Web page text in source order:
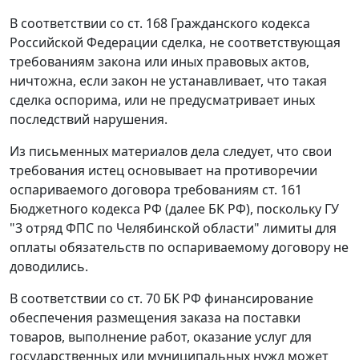
В соответствии со ст. 168 Гражданского кодекса
Российской Федерации сделка, не соответствующая
требованиям закона или иных правовых актов,
ничтожна, если закон не устанавливает, что такая
сделка оспорима, или не предусматривает иных
последствий нарушения.
Из письменных материалов дела следует, что свои
требования истец основывает на противоречии
оспариваемого договора требованиям ст. 161
Бюджетного кодекса РФ (далее БК РФ), поскольку ГУ
"3 отряд ФПС по Челябинской области" лимиты для
оплаты обязательств по оспариваемому договору не
доводились.
В соответствии со ст. 70 БК РФ финансирование
обеспечения размещения заказа на поставки
товаров, выполнение работ, оказание услуг для
государственных или муниципальных нужд может